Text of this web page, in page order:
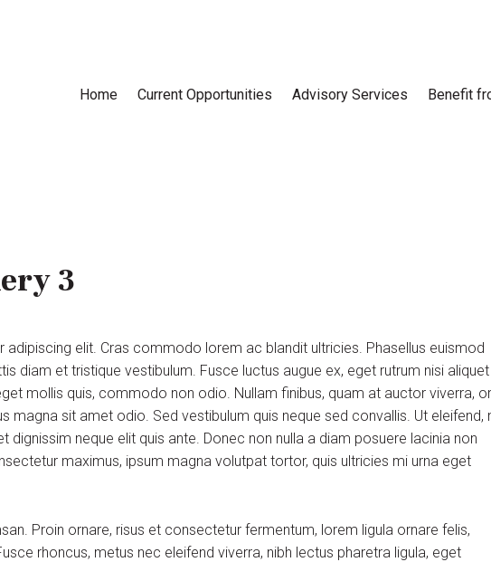
Home Current Opportunities Advisory Services Benefit
3
elit. Cras commodo lorem ac blandit ultricies. Phasellus euismod
diam et tristique vestibulum. Fusce luctus augue ex, eget rutrum nisi aliquet
mollis quis, commodo non odio. Nullam finibus, quam at auctor viverra,
magna sit amet odio. Sed vestibulum quis neque sed convallis. Ut eleifend,
dignissim neque elit quis ante. Donec non nulla a diam posuere lacinia non
maximus, ipsum magna volutpat tortor, quis ultricies mi urna eget
Proin ornare, risus et consectetur fermentum, lorem ligula ornare felis,
rhoncus, metus nec eleifend viverra, nibh lectus pharetra ligula, eget